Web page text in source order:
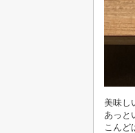
美味し
あっと
こんど